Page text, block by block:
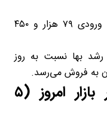
تیرآهن ۲۰ نورد فولاد یزد در مبادی ورودی ۷۹ هزار و ۴۵۰
بناب با ۴۰۰ تومان رشد بها نسبت به روز
جدول قیمت تیرآهن در بازار امروز (۵